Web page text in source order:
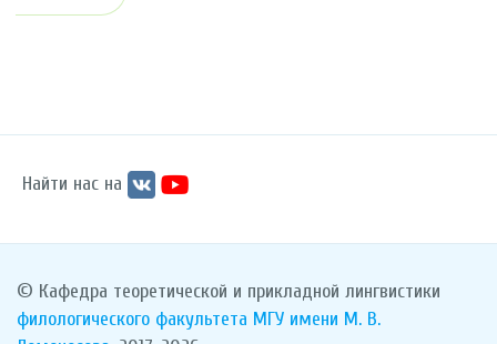
Найти нас на
© Кафедра теоретической и прикладной лингвистики
филологического факультета МГУ имени М. В.